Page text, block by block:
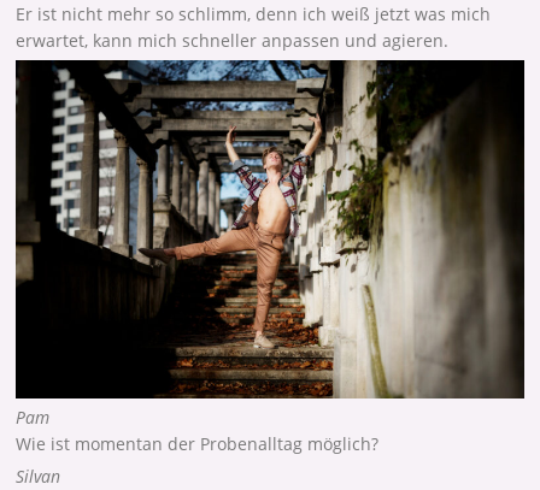
Er ist nicht mehr so schlimm, denn ich weiß jetzt was mich
erwartet, kann mich schneller anpassen und agieren.
Pam
Wie ist momentan der Probenalltag möglich?
Silvan